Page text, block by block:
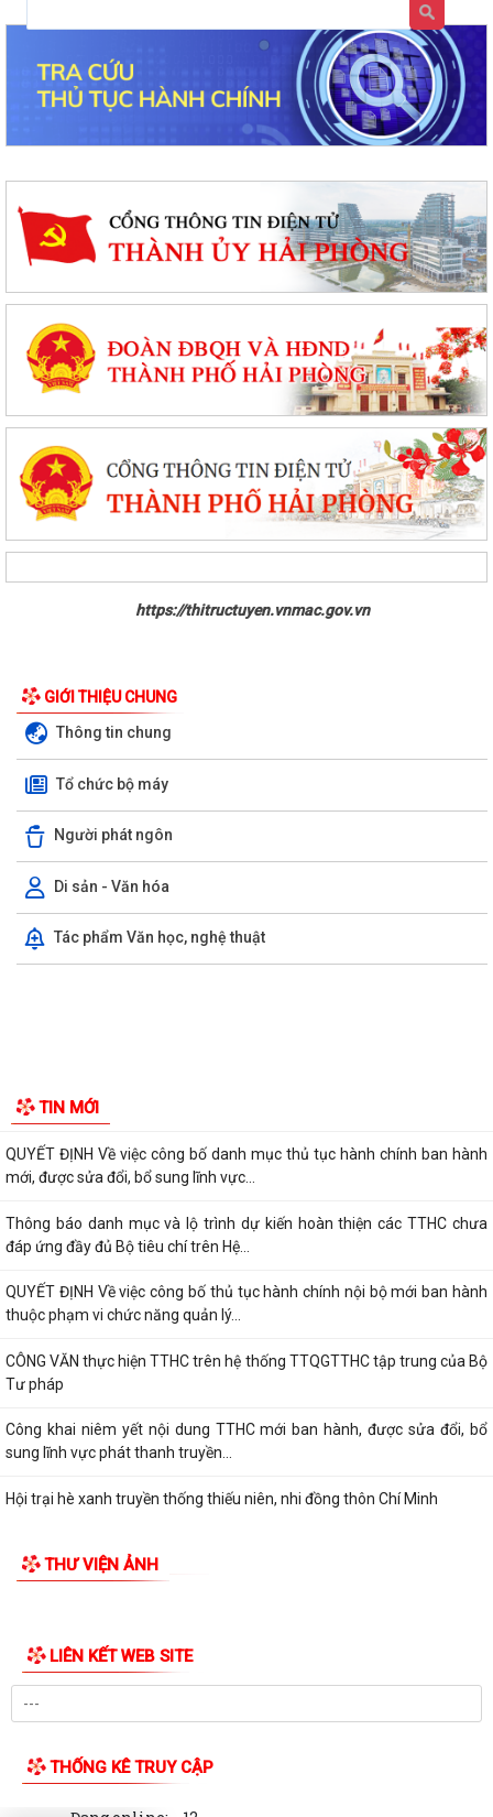
https://thitructuyen.vnmac.gov.vn
GIỚI THIỆU CHUNG
Thông tin chung
Tổ chức bộ máy
Người phát ngôn
Di sản - Văn hóa
Tác phẩm Văn học, nghệ thuật
TIN MỚI
Xã Đường An triển khai mô hình phân loại và thu gom rác thải tại
nguồn
Công an xã Đường An tổ chức HN giao ban Lực lượng tham gia bảo vệ
ANTT ở cơ sở
Xã Đường An tiếp tục triển khai nhiệm vụ bảo đảm trật tự, an toàn giao
thông
Xã Đường An với những kết quả đạt được trong tháng 7/2026
Chương trình dạy bơi và kỹ năng phòng, chống đuối nước cho thanh,
thiếu nhi hè năm 2026
giá trực tuyến
Công khai Quyết định phê duyệt phương án tái cấu thủ tục hành chính
lĩnh vực trẻ em thuộc phạm vi...
QUYẾT ĐỊNH Về việc công bố Danh mục thủ tục hành chính được sửa
đổi, bổ sung thuộc phạm vi chức...
QUYẾT ĐỊNH Về việc công bố danh mục thủ tục hành chính ban hành
mới, được sửa đổi, bổ sung lĩnh vực...
Thông báo danh mục và lộ trình dự kiến hoàn thiện các TTHC chưa
đáp ứng đầy đủ Bộ tiêu chí trên Hệ...
QUYẾT ĐỊNH Về việc công bố thủ tục hành chính nội bộ mới ban hành
thuộc phạm vi chức năng quản lý...
CÔNG VĂN thực hiện TTHC trên hệ thống TTQGTTHC tập trung của Bộ
Công khai niêm yết nội dung TTHC mới ban hành, được sửa đổi, bổ
dân
hành, được sửa đổi, bổ sung và bị...